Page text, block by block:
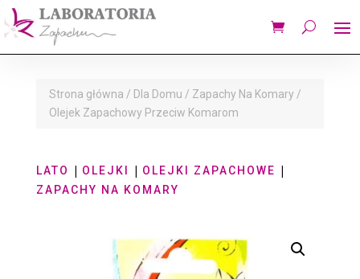
Strona główna / Dla Domu / Zapachy Na Komary /
Olejek Zapachowy Przeciw Komarom
LATO | OLEJKI | OLEJKI ZAPACHOWE |
ZAPACHY NA KOMARY